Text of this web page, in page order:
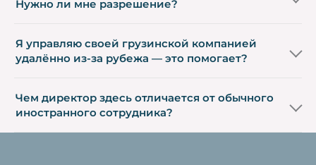
Нужно ли мне разрешение?
Я управляю своей грузинской компанией
удалённо из-за рубежа — это помогает?
Чем директор здесь отличается от обычного
иностранного сотрудника?